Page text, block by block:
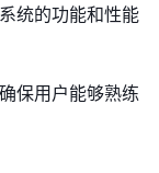
统的功能和性能
保用户能够熟练